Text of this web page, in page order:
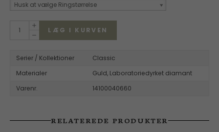
Husk at vælge Ringstørrelse
LÆG I KURVEN
Serier / Kollektioner
Classic
Materialer
Guld, Laboratoriedyrket diamant
Varenr.
14100040660
RELATEREDE PRODUKTER